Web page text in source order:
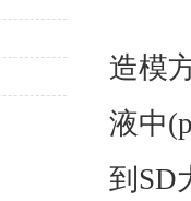
造模
液中
到SD